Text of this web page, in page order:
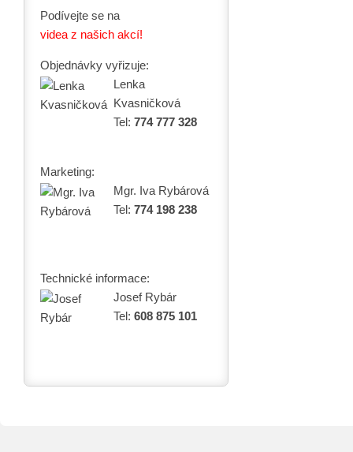
Podívejte se na
videa z našich akcí!
Objednávky vyřizuje:
Lenka
Kvasničková
Tel: 774 777 328
Marketing:
Mgr. Iva Rybárová
Tel: 774 198 238
Technické informace:
Josef Rybár
Tel: 608 875 101